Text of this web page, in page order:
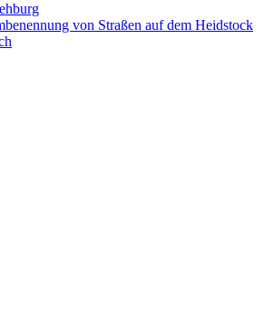
von Straßen auf dem Heidstock